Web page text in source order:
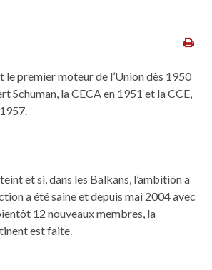
le premier moteur de l’Union dès 1950
Schuman, la CECA en 1951 et la CCE,
et si, dans les Balkans, l’ambition a
a été saine et depuis mai 2004 avec
12 nouveaux membres, la
est faite.